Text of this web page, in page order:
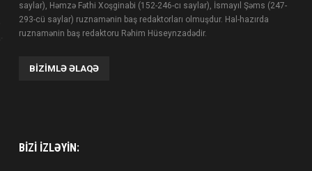
saylar), Həmzə Fəthi Xoşginabi (152-246-cı saylar), İsmayıl Şəms (247-
293-cü saylar) ruznamənin baş redaktorları olmuşdur. Hal-hazırda
ruznamənin baş redaktoru Rəhim Hüseynzadədir.
BIZIMLƏ ƏLAQƏ
BIZI IZLƏYIN: